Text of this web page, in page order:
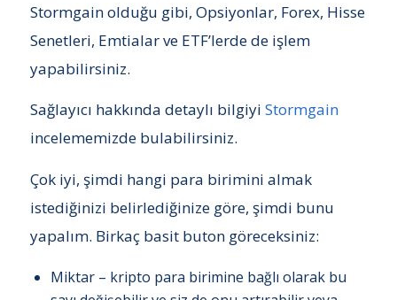
Stormgain olduğu gibi, Opsiyonlar, Forex, Hisse
Senetleri, Emtialar ve ETF’lerde de işlem
yapabilirsiniz.
Sağlayıcı hakkında detaylı bilgiyi Stormgain
incelememizde bulabilirsiniz.
Çok iyi, şimdi hangi para birimini almak
istediğinizi belirlediğinize göre, şimdi bunu
yapalım. Birkaç basit buton göreceksiniz:
Miktar – kripto para birimine bağlı olarak bu